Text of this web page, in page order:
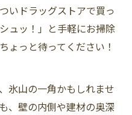
いドラッグストアで買っ
ュッ！」と手軽にお掃除
ょっと待ってください！
氷山の一角かもしれませ
、壁の内側や建材の奥深